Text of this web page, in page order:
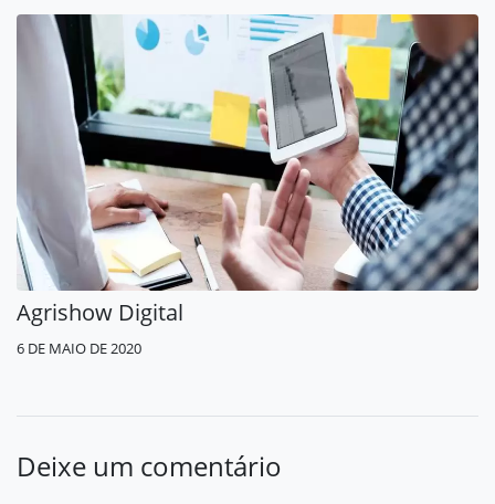
Agrishow Digital
6 DE MAIO DE 2020
Deixe um comentário